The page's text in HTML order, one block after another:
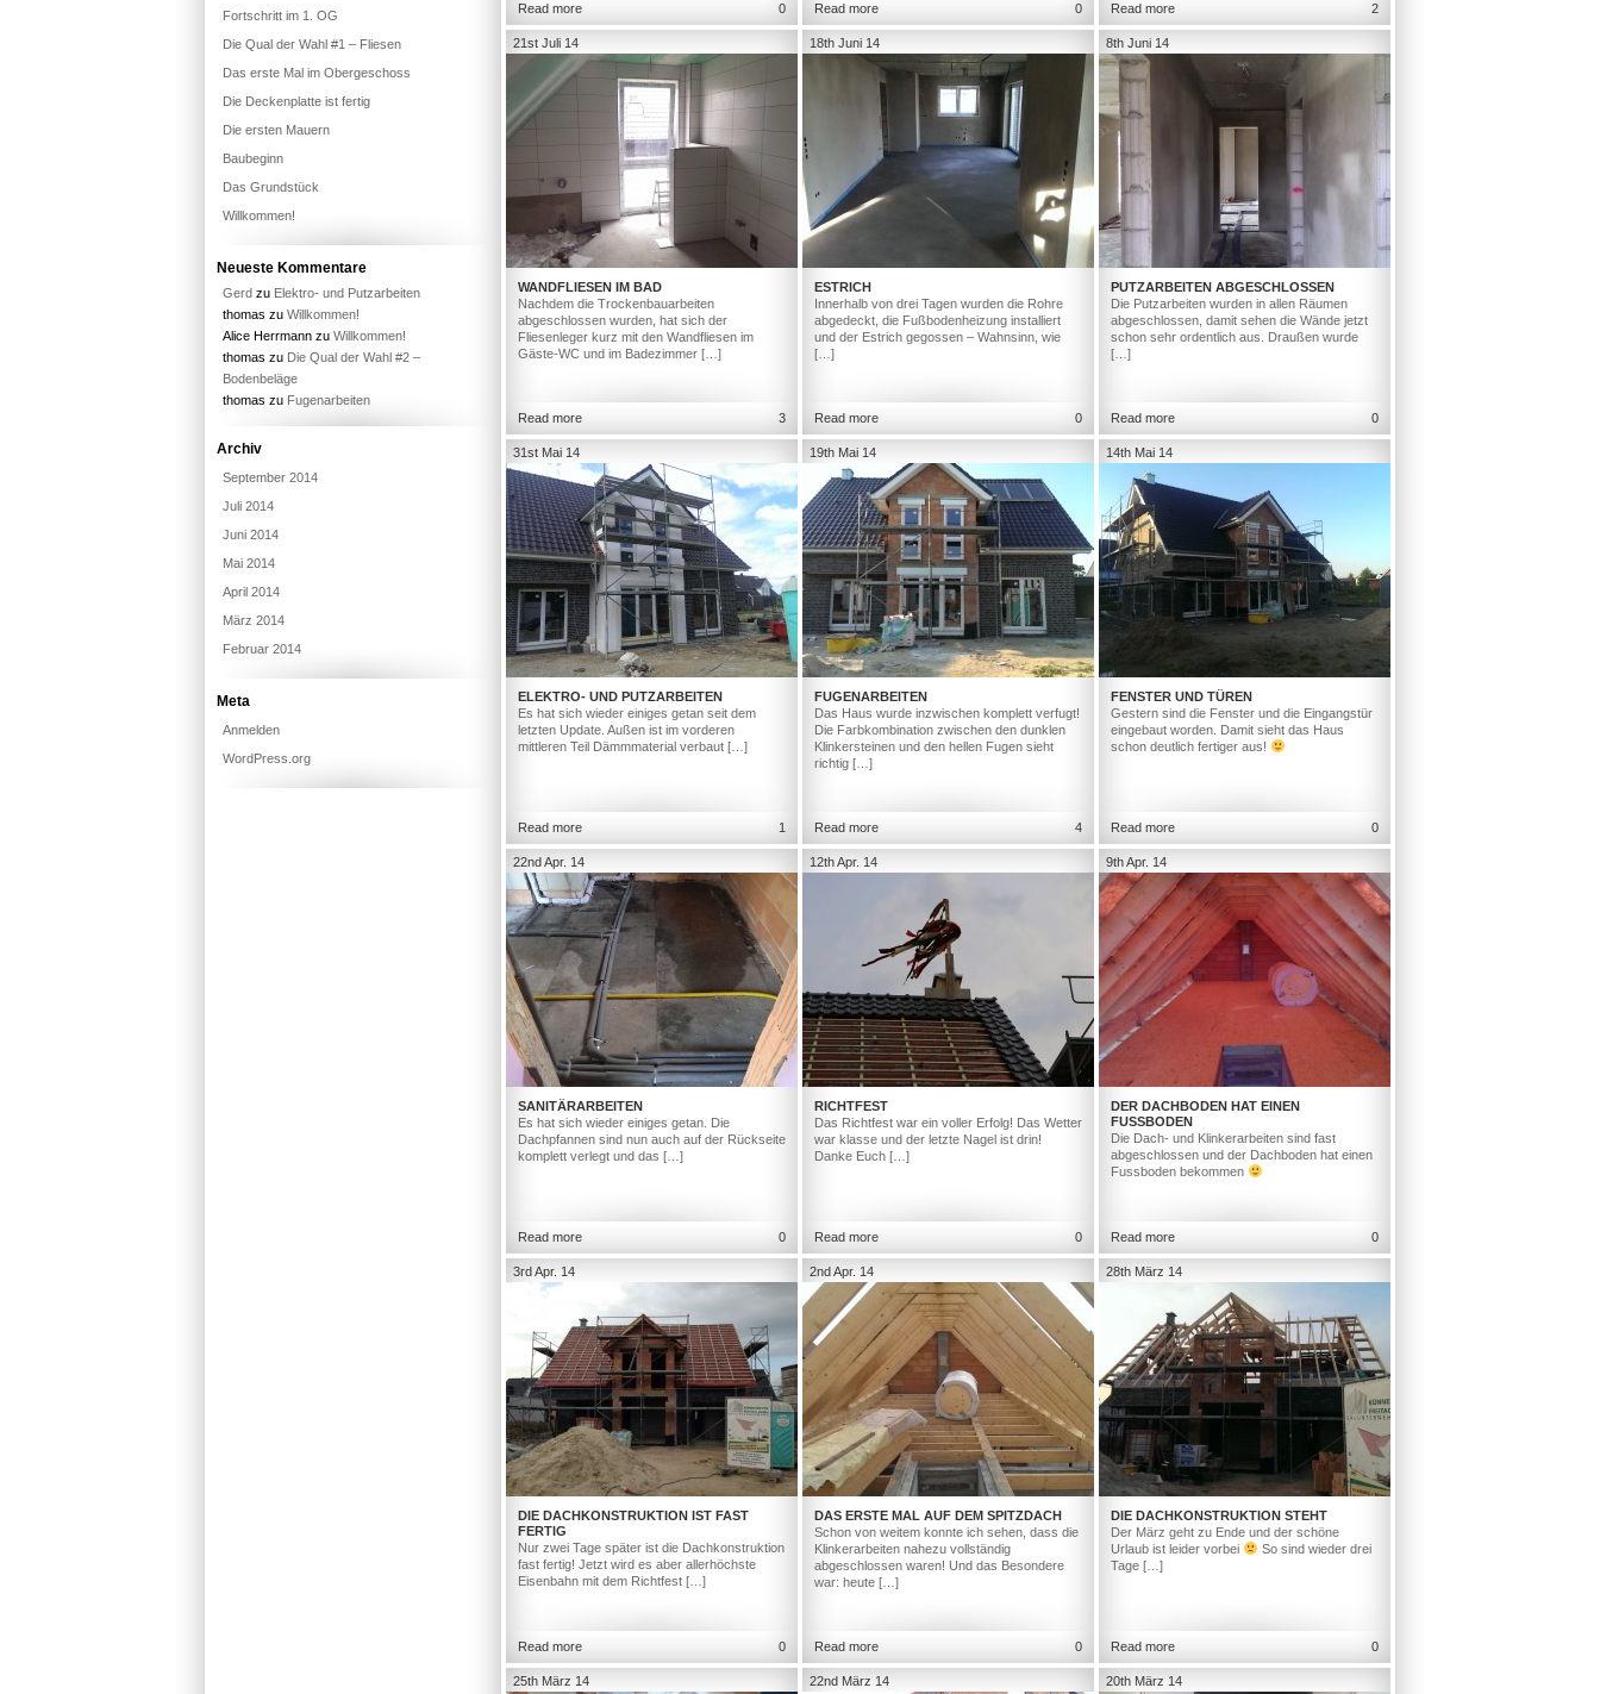
Read more 0 Read more 0 Read more 2
21st Juli 14
WANDFLIESEN IM BAD
Nachdem die Trockenbauarbeiten
abgeschlossen wurden, hat sich der
Fliesenleger kurz mit den Wandfliesen im
Gäste-WC und im Badezimmer […]
Read more 3
18th Juni 14
ESTRICH
Innerhalb von drei Tagen wurden die Rohre
abgedeckt, die Fußbodenheizung installiert
und der Estrich gegossen – Wahnsinn, wie
[…]
Read more 0
8th Juni 14
PUTZARBEITEN ABGESCHLOSSEN
Die Putzarbeiten wurden in allen Räumen
abgeschlossen, damit sehen die Wände jetzt
schon sehr ordentlich aus. Draußen wurde
[…]
Read more 0
31st Mai 14
ELEKTRO- UND PUTZARBEITEN
Es hat sich wieder einiges getan seit dem
letzten Update. Außen ist im vorderen
mittleren Teil Dämmmaterial verbaut […]
Read more 1
19th Mai 14
FUGENARBEITEN
Das Haus wurde inzwischen komplett verfugt!
Die Farbkombination zwischen den dunklen
Klinkersteinen und den hellen Fugen sieht
richtig […]
Read more 4
14th Mai 14
FENSTER UND TÜREN
Gestern sind die Fenster und die Eingangstür
eingebaut worden. Damit sieht das Haus
schon deutlich fertiger aus!
Read more 0
22nd Apr. 14
SANITÄRARBEITEN
Es hat sich wieder einiges getan. Die
Dachpfannen sind nun auch auf der Rückseite
komplett verlegt und das […]
Read more 0
12th Apr. 14
RICHTFEST
Das Richtfest war ein voller Erfolg! Das Wetter
war klasse und der letzte Nagel ist drin!
Danke Euch […]
Read more 0
9th Apr. 14
DER DACHBODEN HAT EINEN
FUSSBODEN
Die Dach- und Klinkerarbeiten sind fast
abgeschlossen und der Dachboden hat einen
Fussboden bekommen
Read more 0
3rd Apr. 14
DIE DACHKONSTRUKTION IST FAST
FERTIG
Nur zwei Tage später ist die Dachkonstruktion
fast fertig! Jetzt wird es aber allerhöchste
Eisenbahn mit dem Richtfest […]
Read more 0
2nd Apr. 14
DAS ERSTE MAL AUF DEM SPITZDACH
Schon von weitem konnte ich sehen, dass die
Klinkerarbeiten nahezu vollständig
abgeschlossen waren! Und das Besondere
war: heute […]
Read more 0
28th März 14
DIE DACHKONSTRUKTION STEHT
Der März geht zu Ende und der schöne
Urlaub ist leider vorbei
So sind wieder drei
Tage […]
Read more 0
25th März 14 22nd März 14 20th März 14
Fortschritt im 1. OG
Die Qual der Wahl #1 – Fliesen
Das erste Mal im Obergeschoss
Die Deckenplatte ist fertig
Die ersten Mauern
Baubeginn
Das Grundstück
Willkommen!
Neueste Kommentare
Gerd zu Elektro- und Putzarbeiten
thomas zu Willkommen!
Alice Herrmann zu Willkommen!
thomas zu Die Qual der Wahl #2 –
Bodenbeläge
thomas zu Fugenarbeiten
Archiv
September 2014
Juli 2014
Juni 2014
Mai 2014
April 2014
März 2014
Februar 2014
Meta
Anmelden
WordPress.org